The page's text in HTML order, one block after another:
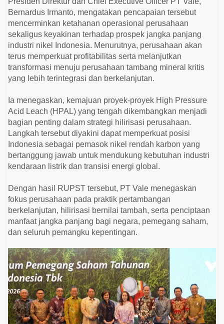
Bernardus Irmanto, mengatakan pencapaian tersebut
mencerminkan ketahanan operasional perusahaan
sekaligus keyakinan terhadap prospek jangka panjang
industri nikel Indonesia. Menurutnya, perusahaan akan
terus memperkuat profitabilitas serta melanjutkan
transformasi menuju perusahaan tambang mineral kritis
yang lebih terintegrasi dan berkelanjutan.
Ia menegaskan, kemajuan proyek-proyek High Pressure
Acid Leach (HPAL) yang tengah dikembangkan menjadi
bagian penting dalam strategi hilirisasi perusahaan.
Langkah tersebut diyakini dapat memperkuat posisi
Indonesia sebagai pemasok nikel rendah karbon yang
bertanggung jawab untuk mendukung kebutuhan industri
kendaraan listrik dan transisi energi global.
Dengan hasil RUPST tersebut, PT Vale menegaskan
fokus perusahaan pada praktik pertambangan
berkelanjutan, hilirisasi bernilai tambah, serta penciptaan
manfaat jangka panjang bagi negara, pemegang saham,
dan seluruh pemangku kepentingan.